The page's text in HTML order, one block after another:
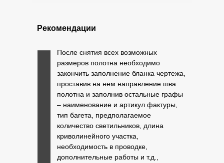
Рекомендации
После снятия всех возможных
размеров полотна необходимо
закончить заполнение бланка чертежа,
проставив на нем направление шва
полотна и заполнив остальные графы
– наименование и артикул фактуры,
тип багета, предполагаемое
количество светильников, длина
криволинейного участка,
необходимость в проводке,
дополнительные работы и т.д.,